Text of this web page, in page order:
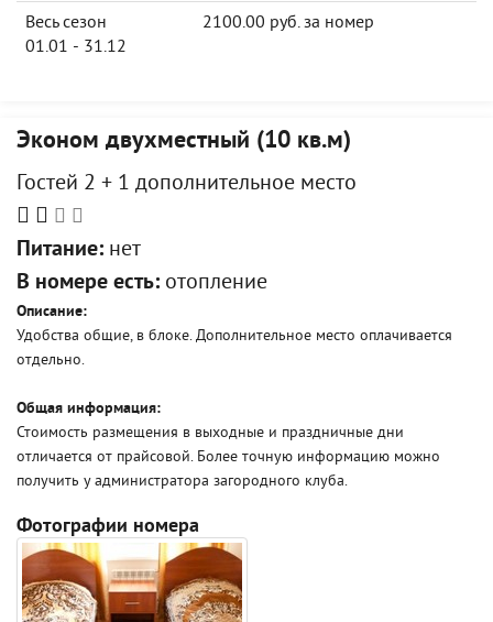
Весь сезон
01.01 - 31.12
2100.00 руб. за номер
Эконом двухместный (10 кв.м)
Гостей 2 + 1 дополнительное место
Питание: нет
В номере есть: отопление
Описание:
Удобства общие, в блоке. Дополнительное место оплачивается
отдельно.
Общая информация:
Стоимость размещения в выходные и праздничные дни
отличается от прайсовой. Более точную информацию можно
получить у администратора загородного клуба.
Фотографии номера